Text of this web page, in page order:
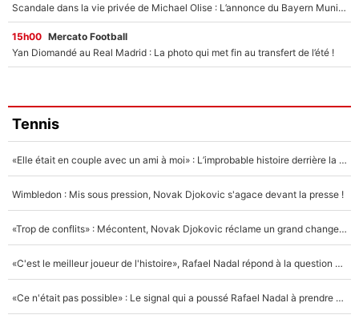
Scandale dans la vie privée de Michael Olise : L’annonce du Bayern Munich sur son enfant caché
15h00 Mercato Football
Yan Diomandé au Real Madrid : La photo qui met fin au transfert de l’été !
Tennis
«Elle était en couple avec un ami à moi» : L’improbable histoire derrière la «seule relation longue» de Novak Djokovic
Wimbledon : Mis sous pression, Novak Djokovic s'agace devant la presse !
«Trop de conflits» : Mécontent, Novak Djokovic réclame un grand changement !
«C'est le meilleur joueur de l'histoire», Rafael Nadal répond à la question que tout le monde se pose !
«Ce n'était pas possible» : Le signal qui a poussé Rafael Nadal à prendre sa retraite !